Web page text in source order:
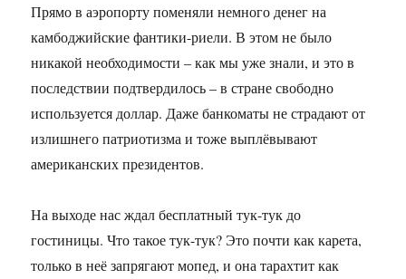
Прямо в аэропорту поменяли немного денег на
камбоджийские фантики-риели. В этом не было
никакой необходимости – как мы уже знали, и это в
последствии подтвердилось – в стране свободно
используется доллар. Даже банкоматы не страдают от
излишнего патриотизма и тоже выплёвывают
американских президентов.
На выходе нас ждал бесплатный тук-тук до
гостиницы. Что такое тук-тук? Это почти как карета,
только в неё запрягают мопед, и она тарахтит как